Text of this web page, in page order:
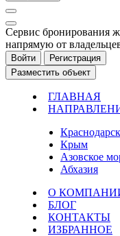
Cервис бронирования
напрямую от
Войти
Регистрация
Разместить объект
ГЛАВНАЯ
Крым
Азовское
Абхазия
О
БЛОГ
КОНТАКТЫ
ИЗБРАННОЕ